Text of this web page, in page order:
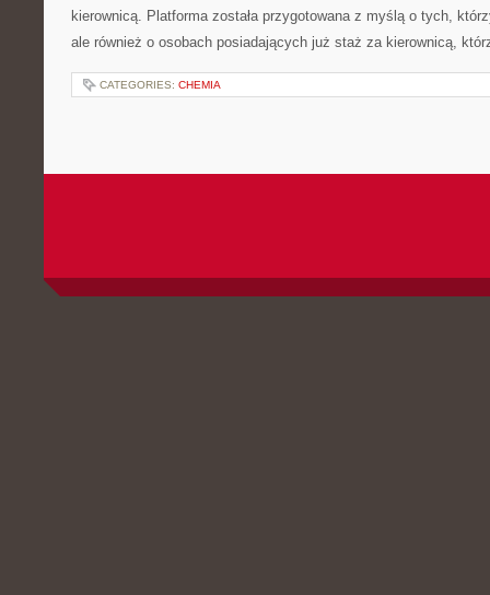
kierownicą. Platforma została przygotowana z myślą o tych,
ale również o osobach posiadających już staż za kierownicą,
CATEGORIES: CHEMIA